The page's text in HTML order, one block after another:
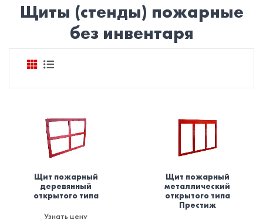
Щиты (стенды) пожарные
без инвентаря
Щит пожарный
деревянный
открытого типа
Узнать цену
Щит пожарный
металлический
открытого типа
Престиж